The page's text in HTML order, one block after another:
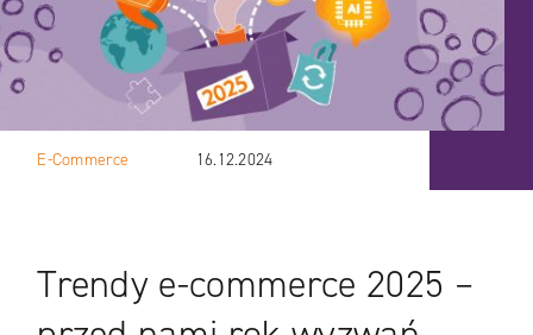
E-Commerce 16.12.2024
Trendy e-commerce 2025 –